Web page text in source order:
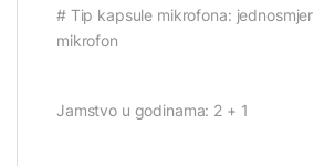
# Tip kapsule mikrofona:
mikrofon
Jamstvo u godinama: 2 + 1